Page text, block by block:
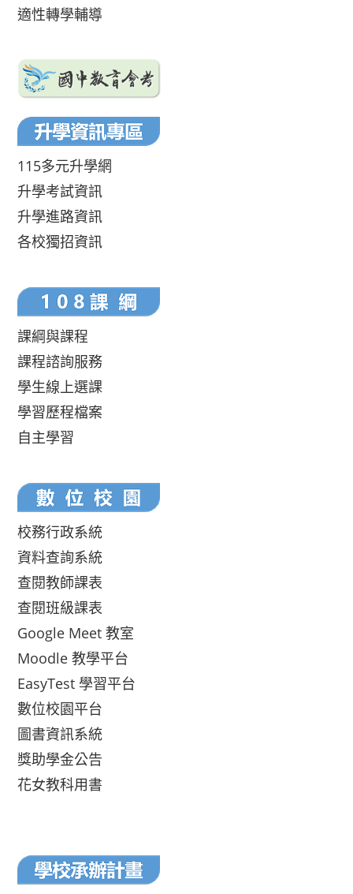
適性轉學輔導
115多元升學網
升學考試資訊
升學進路資訊
各校獨招資訊
課綱與課程
課程諮詢服務
學生線上選課
學習歷程檔案
自主學習
校務行政系統
資料查詢系統
查閱教師課表
查閱班級課表
Google Meet 教室
Moodle 教學平台
EasyTest 學習平台
數位校園平台
圖書資訊系統
獎助學金公告
花女教科用書